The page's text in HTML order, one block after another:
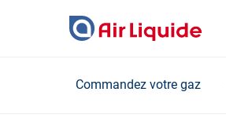
Commandez votre gaz